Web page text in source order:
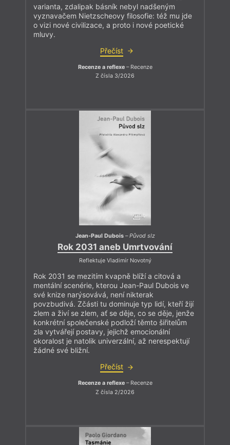
varianta, zdalipak básník nebyl nadšeným
vyznavačem Nietzscheovy filosofie: též mu jde
o vizi nové civilizace, a proto i nové poetické
mluvy.
Přečíst
Recenze a reflexe– Recenze
Z čísla 3/2026
Jean-Paul Dubois–Původ slz
Rok 2031 aneb Umrtvování
Reflektuje Vladimír Novotný
Rok 2031 se mezitím kvapně blíží a citová a
mentální scenérie, kterou Jean-Paul Dubois ve
své knize narýsovává, není nikterak
povzbudivá. Zčásti tu dominuje typ lidí, kteří žijí
zlem a živí se zlem, ať se děje, co se děje, jenže
konkrétní společenské podloží těmto šiřitelům
zla vytvářejí postavy, jejichž emocionální
okoralost je natolik univerzální, až nerespektují
žádné své bližní.
Přečíst
Recenze a reflexe– Recenze
Z čísla 2/2026